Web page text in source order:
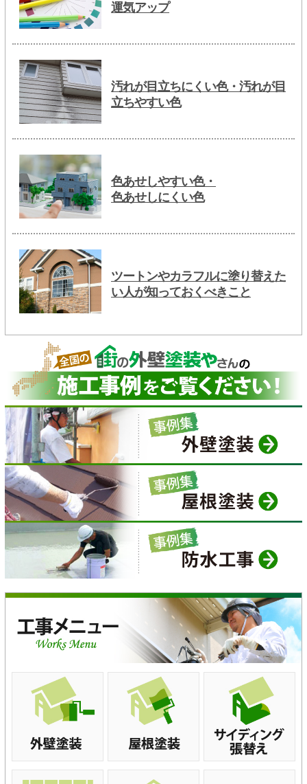
運気アップ
汚れが目立ちにくい色・汚れが目
立ちやすい色
色あせしやすい色・
色あせしにくい色
ツートンやカラフルに塗り替えた
い人が知っておくべきこと